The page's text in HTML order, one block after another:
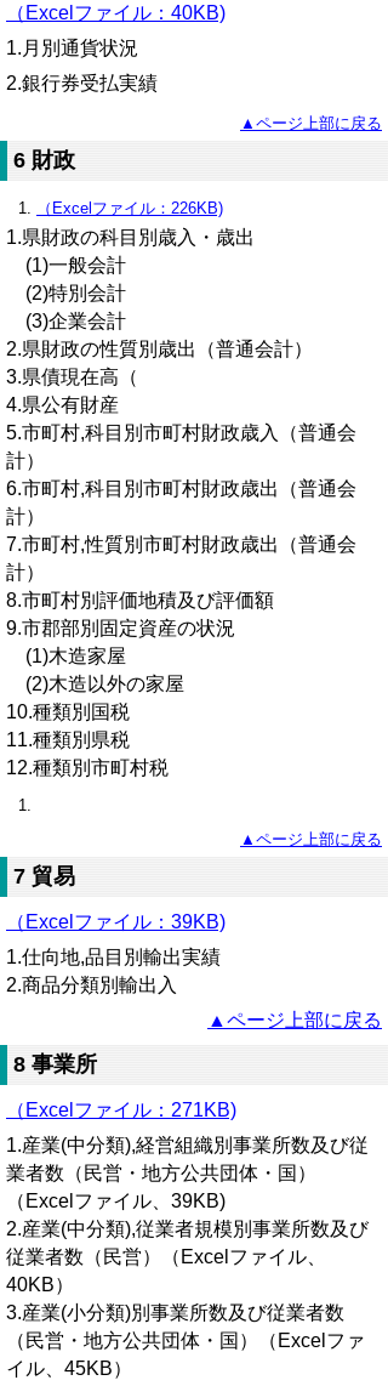
（Excelファイル：40KB)
1.月別通貨状況
2.銀行券受払実績
▲ページ上部に戻る
6 財政
（Excelファイル：226KB)
1.県財政の科目別歳入・歳出
(1)一般会計
(2)特別会計
(3)企業会計
2.県財政の性質別歳出（普通会計）
3.県債現在高（
4.県公有財産
5.市町村,科目別市町村財政歳入（普通会
計）
6.市町村,科目別市町村財政歳出（普通会
計）
7.市町村,性質別市町村財政歳出（普通会
計）
8.市町村別評価地積及び評価額
9.市郡部別固定資産の状況
(1)木造家屋
(2)木造以外の家屋
10.種類別国税
11.種類別県税
12.種類別市町村税
▲ページ上部に戻る
7 貿易
（Excelファイル： 39KB)
1.仕向地,品目別輸出実績
2.商品分類別輸出入
▲ページ上部に戻る
8 事業所
（Excelファイル：271KB)
1.産業(中分類),経営組織別事業所数及び従
業者数（民営・地方公共団体・国）
（Excelファイル、39KB)
2.産業(中分類),従業者規模別事業所数及び
従業者数（民営）（Excelファイル、
40KB）
3.産業(小分類)別事業所数及び従業者数
（民営・地方公共団体・国）（Excelファ
イル、45KB）